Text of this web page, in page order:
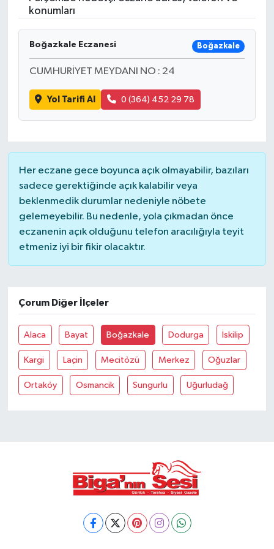
konumları
Boğazkale Eczanesi Boğazkale
CUMHURİYET MEYDANI NO : 24
Yol Tarifi Al 0 (364) 452 29 78
Her eczane gece boyunca açık olmayabilir, bazıları
sadece gerektiğinde açık kalabilir veya
beklenmedik durumlar nedeniyle nöbete
gelemeyebilir. Bu nedenle, yola çıkmadan önce
eczanenin açık olduğunu telefon aracılığıyla teyit
etmeniz iyi bir fikir olacaktır.
Çorum Diğer İlçeler
Alaca Bayat Boğazkale Dodurga İskilip
Kargi Laçin Mecitözü Merkez Oğuzlar
Ortaköy Osmancik Sungurlu Uğurludağ
Gündem
Otomobil
Siyaset
Spor
Tarım ve Ekonomi
Teknoloji